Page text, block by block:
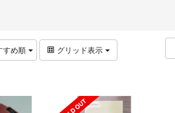
すめ順 グリッド表示